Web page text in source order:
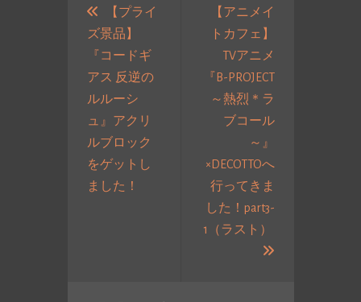
【プライ
ズ景品】
『コードギ
アス 反逆の
ルルーシ
ュ』アクリ
ルブロック
をゲットし
ました！
【アニメイ
トカフェ】
TVアニメ
『B-PROJECT
～熱烈＊ラ
ブコール
～』
×DECOTTOへ
行ってきま
した！part3-
1（ラスト）
次